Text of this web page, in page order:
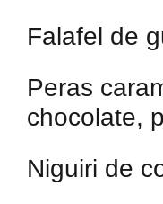
Falafel de
Peras
chocolate,
Niguiri de